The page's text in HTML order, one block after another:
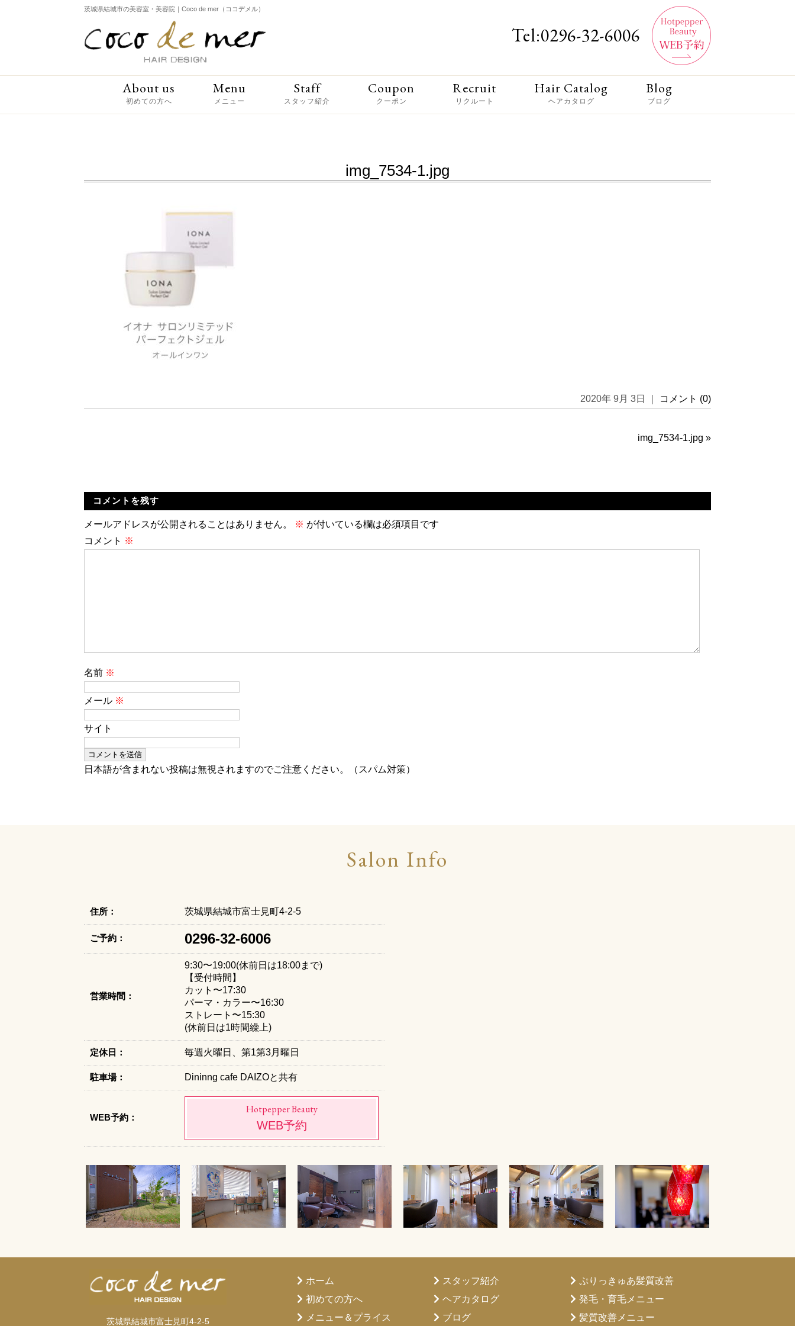
茨城県結城市の美容室・美容院｜Coco de mer（ココデメル）
Tel:0296-32-6006
About us
初めての方へ
Menu
メニュー
Staff
スタッフ紹介
Coupon
クーポン
Recruit
リクルート
Hair Catalog
ヘアカタログ
Blog
ブログ
img_7534-1.jpg
2020年 9月 3日 ｜ コメント (0)
img_7534-1.jpg »
コメントを残す
メールアドレスが公開されることはありません。 ※ が付いている欄は必須項目です
コメント ※
名前 ※
メール ※
サイト
日本語が含まれない投稿は無視されますのでご注意ください。（スパム対策）
Salon Info
住所： 茨城県結城市富士見町4-2-5
ご予約： 0296-32-6006
営業時間：
9:30〜19:00(休前日は18:00まで)
【受付時間】
カット〜17:30
パーマ・カラー〜16:30
ストレート〜15:30
(休前日は1時間繰上)
定休日： 毎週火曜日、第1第3月曜日
駐車場： Dininng cafe DAIZOと共有
WEB予約：
Hotpepper Beauty
WEB予約
茨城県結城市富士見町4-2-5
ホーム
初めての方へ
メニュー＆プライス
スタッフ紹介
ヘアカタログ
ブログ
ぷりっきゅあ髪質改善
発毛・育毛メニュー
髪質改善メニュー